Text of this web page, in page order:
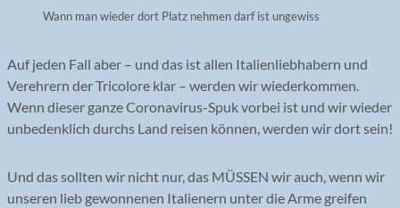
Wann man wieder dort Platz nehmen darf ist ungewiss
Auf jeden Fall aber – und das ist allen Italienliebhabern und
Verehrern der Tricolore klar – werden wir wiederkommen.
Wenn dieser ganze Coronavirus-Spuk vorbei ist und wir wieder
unbedenklich durchs Land reisen können, werden wir dort sein!
Und das sollten wir nicht nur, das MÜSSEN wir auch, wenn wir
unseren lieb gewonnenen Italienern unter die Arme greifen